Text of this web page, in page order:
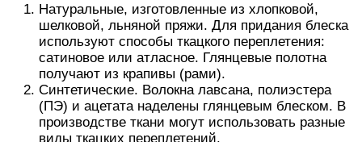
Натуральные, изготовленные из хлопковой,
шелковой, льняной пряжи. Для придания блеска
используют способы ткацкого переплетения:
сатиновое или атласное. Глянцевые полотна
получают из крапивы (рами).
Синтетические. Волокна лавсана, полиэстера
(ПЭ) и ацетата наделены глянцевым блеском. В
производстве ткани могут использовать разные
виды ткацких переплетений.